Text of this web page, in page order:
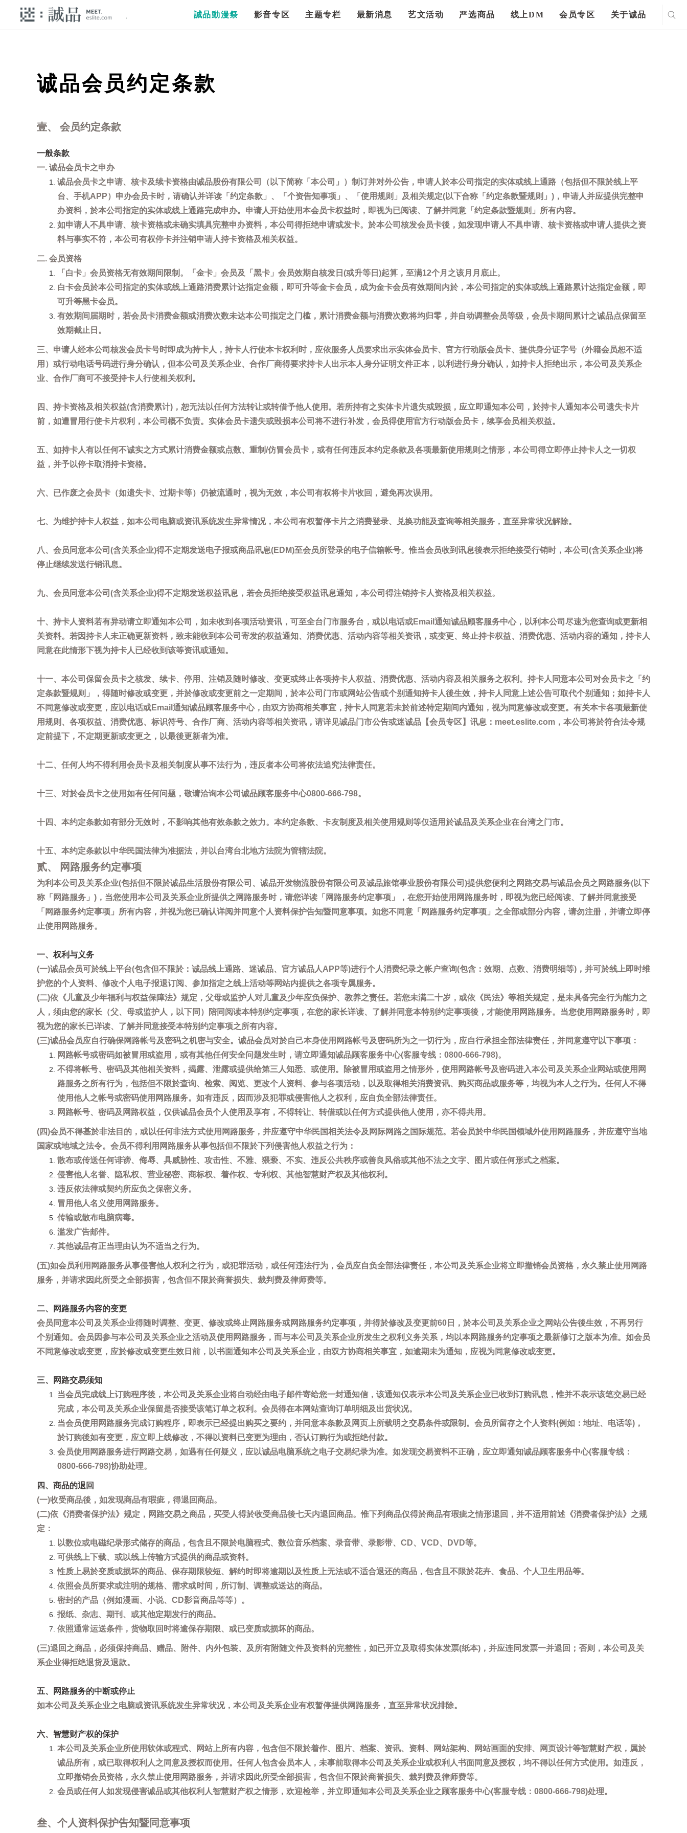
誠品動漫祭 影音专区 主题专栏 最新消息 艺文活动 严选商品 线上DM 会员专区 关于诚品
诚品会员约定条款
壹、 会员约定条款
一般条款
一. 诚品会员卡之申办
诚品会员卡之申请、核卡及续卡资格由诚品股份有限公司（以下简称「本公司」）制订并对外公告，申请人於本公司指定的实体或线上通路（包括但不限於线上平
台、手机APP）申办会员卡时，请确认并详读「约定条款」、「个资告知事项」、「使用规则」及相关规定(以下合称「约定条款暨规则」)，申请人并应提供完整申
办资料，於本公司指定的实体或线上通路完成申办。申请人开始使用本会员卡权益时，即视为已阅读、了解并同意「约定条款暨规则」所有内容。
如申请人不具申请、核卡资格或未确实填具完整申办资料，本公司得拒绝申请或发卡。於本公司核发会员卡後，如发现申请人不具申请、核卡资格或申请人提供之资
料与事实不符，本公司有权停卡并注销申请人持卡资格及相关权益。
二. 会员资格
「白卡」会员资格无有效期间限制。「金卡」会员及「黑卡」会员效期自核发日(或升等日)起算，至满12个月之该月月底止。
白卡会员於本公司指定的实体或线上通路消费累计达指定金额，即可升等金卡会员，成为金卡会员有效期间内於，本公司指定的实体或线上通路累计达指定金额，即
可升等黑卡会员。
有效期间届期时，若会员卡消费金额或消费次数未达本公司指定之门槛，累计消费金额与消费次数将均归零，并自动调整会员等级，会员卡期间累计之诚品点保留至
效期截止日。
三、申请人经本公司核发会员卡号时即成为持卡人，持卡人行使本卡权利时，应依服务人员要求出示实体会员卡、官方行动版会员卡、提供身分证字号（外籍会员恕不适
用）或行动电话号码进行身分确认，但本公司及关系企业、合作厂商得要求持卡人出示本人身分证明文件正本，以利进行身分确认，如持卡人拒绝出示，本公司及关系企
业、合作厂商可不接受持卡人行使相关权利。
四、持卡资格及相关权益(含消费累计)，恕无法以任何方法转让或转借予他人使用。若所持有之实体卡片遗失或毁损，应立即通知本公司，於持卡人通知本公司遗失卡片
前，如遭冒用行使卡片权利，本公司概不负责。实体会员卡遗失或毁损本公司将不进行补发，会员得使用官方行动版会员卡，续享会员相关权益。
五、如持卡人有以任何不诚实之方式累计消费金额或点数、重制/仿冒会员卡，或有任何违反本约定条款及各项最新使用规则之情形，本公司得立即停止持卡人之一切权
益，并予以停卡取消持卡资格。
六、已作废之会员卡（如遗失卡、过期卡等）仍被流通时，视为无效，本公司有权将卡片收回，避免再次误用。
七、为维护持卡人权益，如本公司电脑或资讯系统发生异常情况，本公司有权暂停卡片之消费登录、兑换功能及查询等相关服务，直至异常状况解除。
八、会员同意本公司(含关系企业)得不定期发送电子报或商品讯息(EDM)至会员所登录的电子信箱帐号。惟当会员收到讯息後表示拒绝接受行销时，本公司(含关系企业)将
停止继续发送行销讯息。
九、会员同意本公司(含关系企业)得不定期发送权益讯息，若会员拒绝接受权益讯息通知，本公司得注销持卡人资格及相关权益。
十、持卡人资料若有异动请立即通知本公司，如未收到各项活动资讯，可至全台门市服务台，或以电话或Email通知诚品顾客服务中心，以利本公司尽速为您查询或更新相
关资料。若因持卡人未正确更新资料，致未能收到本公司寄发的权益通知、消费优惠、活动内容等相关资讯，或变更、终止持卡权益、消费优惠、活动内容的通知，持卡人
同意在此情形下视为持卡人已经收到该等资讯或通知。
十一、本公司保留会员卡之核发、续卡、停用、注销及随时修改、变更或终止各项持卡人权益、消费优惠、活动内容及相关服务之权利。持卡人同意本公司对会员卡之「约
定条款暨规则」，得随时修改或变更，并於修改或变更前之一定期间，於本公司门市或网站公告或个别通知持卡人後生效，持卡人同意上述公告可取代个别通知；如持卡人
不同意修改或变更，应以电话或Email通知诚品顾客服务中心，由双方协商相关事宜，持卡人同意若未於前述特定期间内通知，视为同意修改或变更。有关本卡各项最新使
用规则、各项权益、消费优惠、标识符号、合作厂商、活动内容等相关资讯，请详见诚品门市公告或迷诚品【会员专区】讯息：meet.eslite.com，本公司将於符合法令规
定前提下，不定期更新或变更之，以最後更新者为准。
十二、任何人均不得利用会员卡及相关制度从事不法行为，违反者本公司将依法追究法律责任。
十三、对於会员卡之使用如有任何问题，敬请洽询本公司诚品顾客服务中心0800-666-798。
十四、本约定条款如有部分无效时，不影响其他有效条款之效力。本约定条款、卡友制度及相关使用规则等仅适用於诚品及关系企业在台湾之门市。
十五、本约定条款以中华民国法律为准据法，并以台湾台北地方法院为管辖法院。
贰、 网路服务约定事项
为利本公司及关系企业(包括但不限於诚品生活股份有限公司、诚品开发物流股份有限公司及诚品旅馆事业股份有限公司)提供您便利之网路交易与诚品会员之网路服务(以下
称「网路服务」)，当您使用本公司及关系企业所提供之网路服务时，请您详读「网路服务约定事项」，在您开始使用网路服务时，即视为您已经阅读、了解并同意接受
「网路服务约定事项」所有内容，并视为您已确认详阅并同意个人资料保护告知暨同意事项。如您不同意「网路服务约定事项」之全部或部分内容，请勿注册，并请立即停
止使用网路服务。
一、权利与义务
(一)诚品会员可於线上平台(包含但不限於：诚品线上通路、迷诚品、官方诚品人APP等)进行个人消费纪录之帐户查询(包含：效期、点数、消费明细等)，并可於线上即时维
护您的个人资料、修改个人电子报退订阅、参加指定之线上活动等网站内提供之各项专属服务。
(二)依《儿童及少年福利与权益保障法》规定，父母或监护人对儿童及少年应负保护、教养之责任。若您未满二十岁，或依《民法》等相关规定，是未具备完全行为能力之
人，须由您的家长（父、母或监护人，以下同）陪同阅读本特别约定事项，在您的家长详读、了解并同意本特别约定事项後，才能使用网路服务。当您使用网路服务时，即
视为您的家长已详读、了解并同意接受本特别约定事项之所有内容。
(三)诚品会员应自行确保网路帐号及密码之机密与安全。诚品会员对於自己本身使用网路帐号及密码所为之一切行为，应自行承担全部法律责任，并同意遵守以下事项：
网路帐号或密码如被冒用或盗用，或有其他任何安全问题发生时，请立即通知诚品顾客服务中心(客服专线：0800-666-798)。
不得将帐号、密码及其他相关资料，揭露、泄露或提供给第三人知悉、或使用。除被冒用或盗用之情形外，使用网路帐号及密码进入本公司及关系企业网站或使用网
路服务之所有行为，包括但不限於查询、检索、阅览、更改个人资料、参与各项活动，以及取得相关消费资讯、购买商品或服务等，均视为本人之行为。任何人不得
使用他人之帐号或密码使用网路服务。如有违反，因而涉及犯罪或侵害他人之权利，应自负全部法律责任。
网路帐号、密码及网路权益，仅供诚品会员个人使用及享有，不得转让、转借或以任何方式提供他人使用，亦不得共用。
(四)会员不得基於非法目的，或以任何非法方式使用网路服务，并应遵守中华民国相关法令及网际网路之国际规范。若会员於中华民国领域外使用网路服务，并应遵守当地
国家或地域之法令。会员不得利用网路服务从事包括但不限於下列侵害他人权益之行为：
散布或传送任何诽谤、侮辱、具威胁性、攻击性、不雅、猥亵、不实、违反公共秩序或善良风俗或其他不法之文字、图片或任何形式之档案。
侵害他人名誉、隐私权、营业秘密、商标权、着作权、专利权、其他智慧财产权及其他权利。
违反依法律或契约所应负之保密义务。
冒用他人名义使用网路服务。
传输或散布电脑病毒。
滥发广告邮件。
其他诚品有正当理由认为不适当之行为。
(五)如会员利用网路服务从事侵害他人权利之行为，或犯罪活动，或任何违法行为，会员应自负全部法律责任，本公司及关系企业将立即撤销会员资格，永久禁止使用网路
服务，并请求因此所受之全部损害，包含但不限於商誉损失、裁判费及律师费等。
二、网路服务内容的变更
会员同意本公司及关系企业得随时调整、变更、修改或终止网路服务或网路服务约定事项，并得於修改及变更前60日，於本公司及关系企业之网站公告後生效，不再另行
个别通知。会员因参与本公司及关系企业之活动及使用网路服务，而与本公司及关系企业所发生之权利义务关系，均以本网路服务约定事项之最新修订之版本为准。如会员
不同意修改或变更，应於修改或变更生效日前，以书面通知本公司及关系企业，由双方协商相关事宜，如逾期未为通知，应视为同意修改或变更。
三、网路交易须知
当会员完成线上订购程序後，本公司及关系企业将自动经由电子邮件寄给您一封通知信，该通知仅表示本公司及关系企业已收到订购讯息，惟并不表示该笔交易已经
完成，本公司及关系企业保留是否接受该笔订单之权利。会员得在本网站查询订单明细及出货状况。
当会员使用网路服务完成订购程序，即表示已经提出购买之要约，并同意本条款及网页上所载明之交易条件或限制。会员所留存之个人资料(例如：地址、电话等)，
於订购後如有变更，应立即上线修改，不得以资料已变更为理由，否认订购行为或拒绝付款。
会员使用网路服务进行网路交易，如遇有任何疑义，应以诚品电脑系统之电子交易纪录为准。如发现交易资料不正确，应立即通知诚品顾客服务中心(客服专线：
0800-666-798)协助处理。
四、商品的退回
(一)收受商品後，如发现商品有瑕疵，得退回商品。
(二)依《消费者保护法》规定，网路交易之商品，买受人得於收受商品後七天内退回商品。惟下列商品仅得於商品有瑕疵之情形退回，并不适用前述《消费者保护法》之规
定：
以数位或电磁纪录形式储存的商品，包含且不限於电脑程式、数位音乐档案、录音带、录影带、CD、VCD、DVD等。
可供线上下载、或以线上传输方式提供的商品或资料。
性质上易於变质或损坏的商品、保存期限较短、解约时即将逾期以及性质上无法或不适合退还的商品，包含且不限於花卉、食品、个人卫生用品等。
依照会员所要求或注明的规格、需求或时间，所订制、调整或送达的商品。
密封的产品（例如漫画、小说、CD影音商品等等）。
报纸、杂志、期刊、或其他定期发行的商品。
依照通常运送条件，货物取回时将逾保存期限、或已变质或损坏的商品。
(三)退回之商品，必须保持商品、赠品、附件、内外包装、及所有附随文件及资料的完整性，如已开立及取得实体发票(纸本)，并应连同发票一并退回；否则，本公司及关
系企业得拒绝退货及退款。
五、网路服务的中断或停止
如本公司及关系企业之电脑或资讯系统发生异常状况，本公司及关系企业有权暂停提供网路服务，直至异常状况排除。
六、智慧财产权的保护
本公司及关系企业所使用软体或程式、网站上所有内容，包含但不限於着作、图片、档案、资讯、资料、网站架构、网站画面的安排、网页设计等智慧财产权，属於
诚品所有，或已取得权利人之同意及授权而使用。任何人包含会员本人，未事前取得本公司及关系企业或权利人书面同意及授权，均不得以任何方式使用。如违反，
立即撤销会员资格，永久禁止使用网路服务，并请求因此所受全部损害，包含但不限於商誉损失、裁判费及律师费等。
会员或任何人如发现侵害诚品或其他权利人智慧财产权之情形，欢迎检举，并立即通知本公司及关系企业之顾客服务中心(客服专线：0800-666-798)处理。
叁、个人资料保护告知暨同意事项